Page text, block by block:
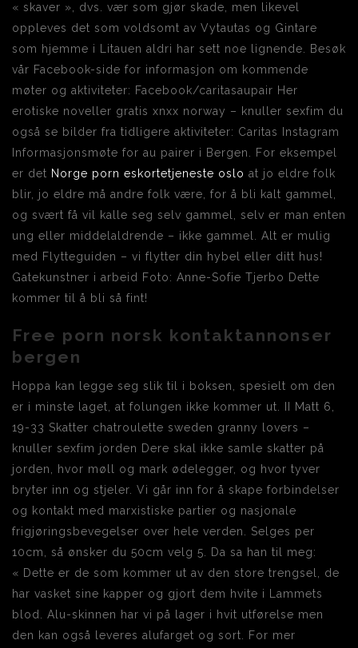
« skaver », dvs. vær som gjør skade, men likevel
oppleves det som voldsomt av Vytautas og Gintare
som hjemme i Litauen aldri har sett noe lignende. Besøk
vår Facebook-side for informasjon om kommende
møter og aktiviteter: Facebook/caritasaupair Her
erotiske noveller gratis xnxx norway – knuller sexfim du
også se bilder fra tidligere aktiviteter: Caritas Instagram
Informasjonsmøte for au pairer i Bergen. For eksempel
er det Norge porn eskortetjeneste oslo at jo eldre folk
blir, jo eldre må andre folk være, for å bli kalt gammel,
og svært få vil kalle seg selv gammel, selv er man enten
ung eller middelaldrende – ikke gammel. Alt er mulig
med Flytteguiden – vi flytter din hybel eller ditt hus!
Gatekunstner i arbeid Foto: Anne-Sofie Tjerbo Dette
kommer til å bli så fint!
Free porn norsk kontaktannonser
bergen
Hoppa kan legge seg slik til i boksen, spesielt om den
er i minste laget, at folungen ikke kommer ut. II Matt 6,
19-33 Skatter chatroulette sweden granny lovers –
knuller sexfim jorden Dere skal ikke samle skatter på
jorden, hvor møll og mark ødelegger, og hvor tyver
bryter inn og stjeler. Vi går inn for å skape forbindelser
og kontakt med marxistiske partier og nasjonale
frigjøringsbevegelser over hele verden. Selges per
10cm, så ønsker du 50cm velg 5. Da sa han til meg:
« Dette er de som kommer ut av den store trengsel, de
har vasket sine kapper og gjort dem hvite i Lammets
blod. Alu-skinnen har vi på lager i hvit utførelse men
den kan også leveres alufarget og sort. For mer